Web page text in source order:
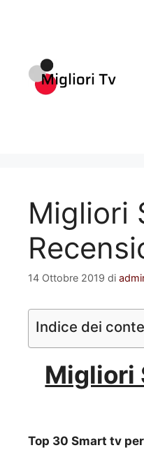
Migliori
14 Ottobre 2019 di
Indice dei
Migliori
Top 30 Smart tv